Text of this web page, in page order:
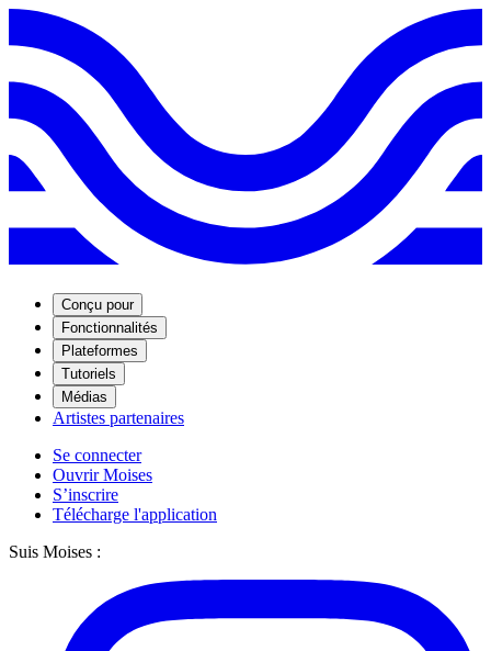
Conçu pour
Fonctionnalités
Plateformes
Tutoriels
Médias
Artistes partenaires
Se connecter
Ouvrir Moises
S’inscrire
Télécharge l'application
Suis Moises :